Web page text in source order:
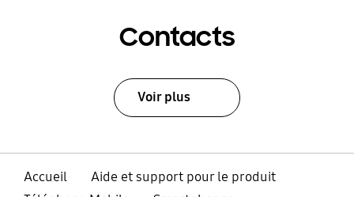
Contacts
Voir plus
Accueil
Aide et support pour le produit